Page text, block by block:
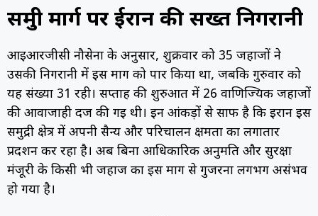
समुद्री मार्ग पर ईरान की सख्त निगरानी
आईआरजीसी नौसेना के अनुसार, शुक्रवार को 35 जहाजों ने
उसकी निगरानी में इस मार्ग को पार किया था, जबकि गुरुवार को
यह संख्या 31 रही। सप्ताह की शुरुआत में 26 वाणिज्यिक जहाजों
की आवाजाही दर्ज की गई थी। इन आंकड़ों से साफ है कि ईरान इस
समुद्री क्षेत्र में अपनी सैन्य और परिचालन क्षमता का लगातार
प्रदर्शन कर रहा है। अब बिना आधिकारिक अनुमति और सुरक्षा
मंजूरी के किसी भी जहाज का इस मार्ग से गुजरना लगभग असंभव
हो गया है।